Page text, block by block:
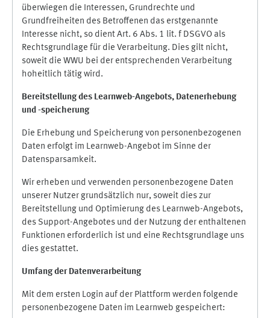
überwiegen die Interessen, Grundrechte und
Grundfreiheiten des Betroffenen das erstgenannte
Interesse nicht, so dient Art. 6 Abs. 1 lit. f DSGVO als
Rechtsgrundlage für die Verarbeitung. Dies gilt nicht,
soweit die WWU bei der entsprechenden Verarbeitung
hoheitlich tätig wird.
Bereitstellung des Learnweb-Angebots, Datenerhebung
und -speicherung
Die Erhebung und Speicherung von personenbezogenen
Daten erfolgt im Learnweb-Angebot im Sinne der
Datensparsamkeit.
Wir erheben und verwenden personenbezogene Daten
unserer Nutzer grundsätzlich nur, soweit dies zur
Bereitstellung und Optimierung des Learnweb-Angebots,
des Support-Angebotes und der Nutzung der enthaltenen
Funktionen erforderlich ist und eine Rechtsgrundlage uns
dies gestattet.
Umfang der Datenverarbeitung
Mit dem ersten Login auf der Plattform werden folgende
personenbezogene Daten im Learnweb gespeichert: